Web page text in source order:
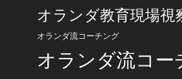
オランダ教育現場視
オランダ流コーチング
オランダ流コー